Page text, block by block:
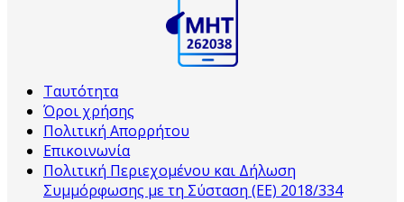
Ταυτότητα
Όροι χρήσης
Πολιτική Απορρήτου
Επικοινωνία
Πολιτική Περιεχομένου και Δήλωση
Συμμόρφωσης με τη Σύσταση (ΕΕ) 2018/334